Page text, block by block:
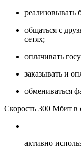
реализовывать
общаться с
сетях;
оплачивать
заказывать и
обмениваться
Скорость 300 Мбит в
активно